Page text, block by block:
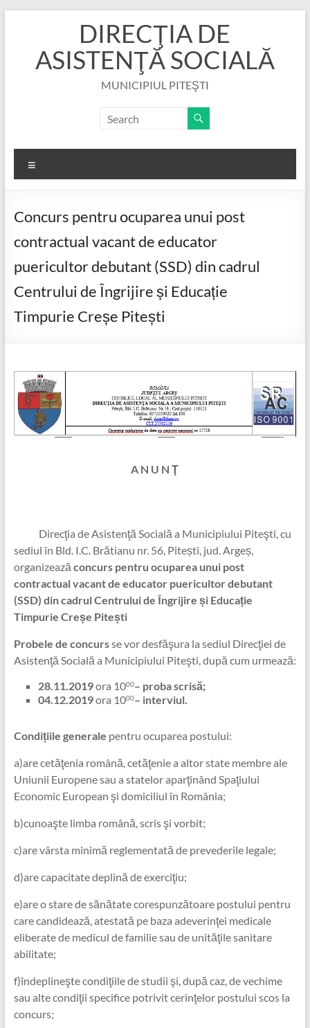
DIRECŢIA DE
ASISTENŢĂ SOCIALĂ
MUNICIPIUL PITEŞTI
Concurs pentru ocuparea unui post
contractual vacant de educator
puericultor debutant (SSD) din cadrul
Centrului de Îngrijire și Educație
Timpurie Creșe Pitești
A N U N Ţ
Direcţia de Asistenţă Socială a Municipiului Piteşti, cu
sediul în Bld. I.C. Brătianu nr. 56, Pitești, jud. Argeș,
organizează concurs pentru ocuparea unui post
contractual vacant de educator puericultor debutant
(SSD) din cadrul Centrului de Îngrijire și Educație
Timpurie Creșe Pitești
Probele de concursse vor desfăşura la sediul Direcţiei de
Asistenţă Socială a Municipiului Piteşti, după cum urmează:
28.11.2019ora 1000– proba scrisă;
04.12.2019ora 1000– interviul.
Condițiile generale pentru ocuparea postului:
a)are cetăţenia română, cetăţenie a altor state membre ale
Uniunii Europene sau a statelor aparţinând Spaţiului
Economic European şi domiciliul în România;
b)cunoaşte limba română, scris şi vorbit;
c)are vârsta minimă reglementată de prevederile legale;
d)are capacitate deplină de exerciţiu;
e)are o stare de sănătate corespunzătoare postului pentru
care candidează, atestată pe baza adeverinţei medicale
eliberate de medicul de familie sau de unităţile sanitare
abilitate;
f)îndeplineşte condiţiile de studii şi, după caz, de vechime
sau alte condiţii specifice potrivit cerinţelor postului scos la
concurs;